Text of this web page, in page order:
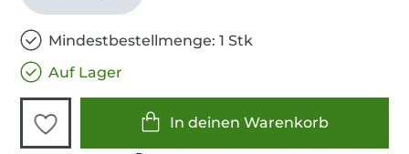
Mindestbestellmenge: 1 Stk
Auf Lager
In deinen Warenkorb